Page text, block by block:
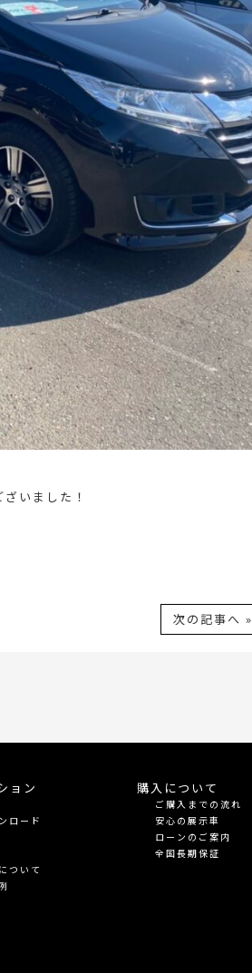
いました！
次の記事へ »
ョン
ロード
ついて
購入について
ご購入までの流れ
安心の展示車
ローンのご案内
全国長期保証